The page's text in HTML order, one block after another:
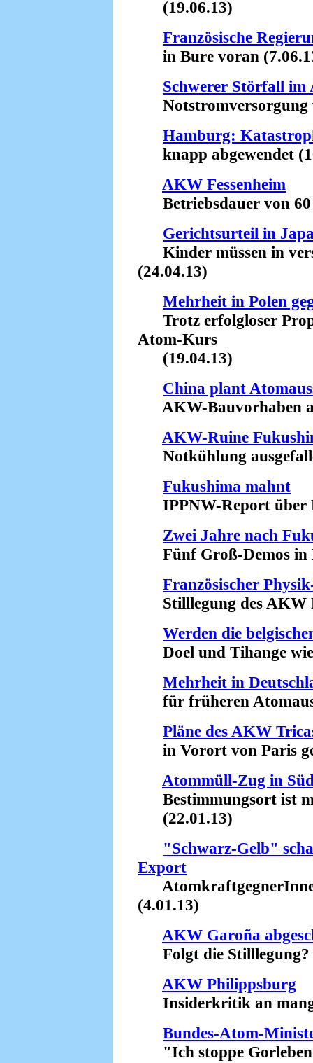
(19.06.13)
Französische
in Bure voran
Schwerer Störfall
Notstromversorgung
Hamburg:
knapp abgewendet
AKW Fessenheim
Betriebsdauer von 60
Gerichtsurteil in
Kinder müssen in
(24.04.13)
Mehrheit in Polen
Trotz erfolgloser
Atom-Kurs
(19.04.13)
China plant
AKW-Bauvorhaben
AKW-Ruine
Notkühlung
Fukushima mahnt
IPPNW-Report über
Zwei Jahre nach
Fünf Groß-Demos in
Französischer
Stilllegung des AKW
Werden die
Doel und Tihange
Mehrheit in
für früheren
Pläne des AKW
in Vorort von Paris
Atommüll-Zug in
Bestimmungsort ist
(22.01.13)
"Schwarz-Gelb"
Export
(4.01.13)
AKW Garoña
Folgt die Stilllegung?
AKW Philippsburg
Insiderkritik an
Bundes-Atom-
"Ich stoppe